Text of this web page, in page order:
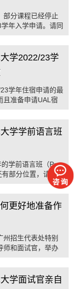
部分课程已经停止
年入学申请。请同
学2022/23学
学年住宿申请的最
且准备申请UAL宿
学学前语言班
学前语言班（Pre-
部分位置，请尽
更好地准备作
招生代表处特别
师和面试官，举办
学面试官亲自